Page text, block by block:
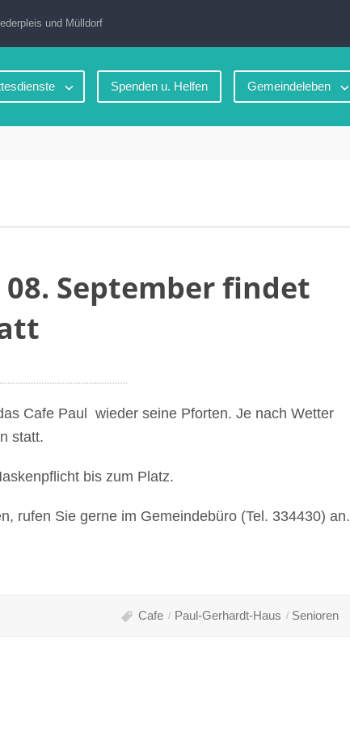
und Mülldorf
Spenden u. Helfen Gemeindeleben
September findet
Cafe Paul wieder seine Pforten. Je nach Wetter
statt.
bis zum Platz.
rufen Sie gerne im Gemeindebüro (Tel. 334430) an.
Cafe Paul-Gerhardt-Haus Senioren